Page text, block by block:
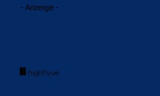
- Anzeige -